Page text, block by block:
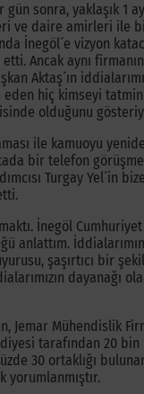
gün sonra, yaklaşık 1
ve daire amirleri ile
İnegöl´e vizyon
Ancak aynı firmanın
Aktaş´ın
hiç kimseyi
olduğunu
ile kamuoyu
bir telefon
Turgay Yel´in
İnegöl
anlattım.
şaşırtıcı bir
dayanağı
Mühendislik
tarafından 20
30 ortaklığı
yorumlanmıştır.